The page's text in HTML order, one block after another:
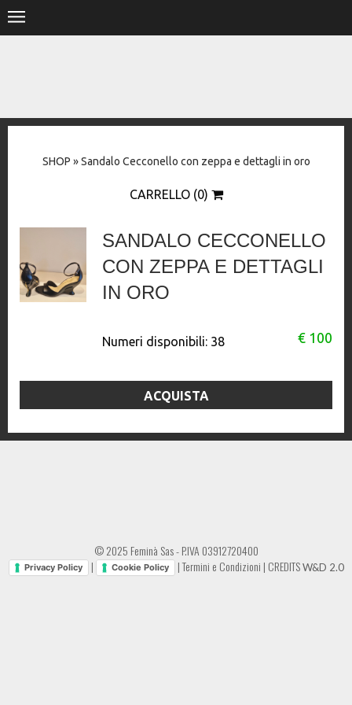
STORE
DESIGNERS
CONTACT
SHOP » Sandalo Cecconello con zeppa e dettagli in oro
CARRELLO (0)
SANDALO CECCONELLO
CON ZEPPA E DETTAGLI
IN ORO
€ 100
Numeri disponibili:38
ACQUISTA
© 2025 Feminà Sas - P.IVA 03912720400
Privacy Policy | Cookie Policy |Termini e Condizioni | CREDITSW&D 2.0